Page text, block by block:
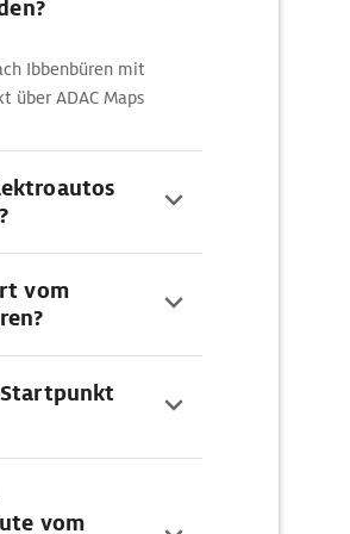
Ibbenbüren mit
über ADAC Maps
vom
vom